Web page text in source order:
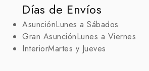
Días de Envíos
AsunciónLunes a Sábados
Gran AsunciónLunes a Viernes
InteriorMartes y Jueves